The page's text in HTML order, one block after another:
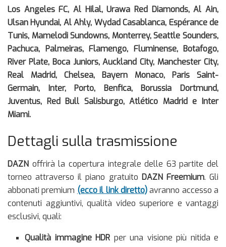
Los Angeles FC, Al Hilal, Urawa Red Diamonds, Al Ain,
Ulsan Hyundai, Al Ahly, Wydad Casablanca, Espérance de
Tunis, Mamelodi Sundowns, Monterrey, Seattle Sounders,
Pachuca, Palmeiras, Flamengo, Fluminense, Botafogo,
River Plate, Boca Juniors, Auckland City, Manchester City,
Real Madrid, Chelsea, Bayern Monaco, Paris Saint-
Germain, Inter, Porto, Benfica, Borussia Dortmund,
Juventus, Red Bull Salisburgo, Atlético Madrid e Inter
Miami.
Dettagli sulla trasmissione
DAZN offrirà la copertura integrale delle 63 partite del
torneo attraverso il piano gratuito DAZN Freemium. Gli
abbonati premium (ecco il link diretto)avranno accesso a
contenuti aggiuntivi, qualità video superiore e vantaggi
esclusivi, quali:
Qualità immagine HDR per una visione più nitida e